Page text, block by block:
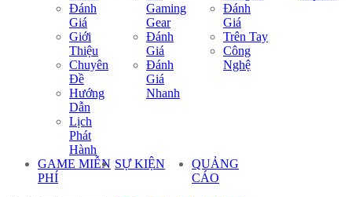
Đánh
Giá
Giới
Thiệu
Chuyên
Đề
Hướng
Dẫn
Lịch
Phát
Hành
Gaming
Gear
Đánh
Giá
Đánh
Giá
Nhanh
Đánh
Giá
Trên Tay
Công
Nghệ
GAME MIỄN
PHÍ
SỰ KIỆN
QUẢNG
CÁO